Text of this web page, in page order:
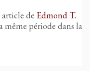
de Edmond T.
même période dans la